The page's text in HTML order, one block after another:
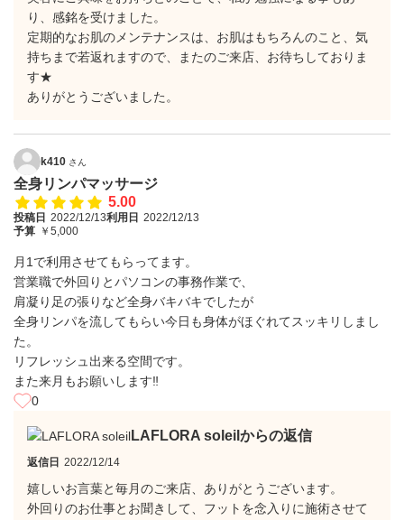
り、感銘を受けました。
定期的なお肌のメンテナンスは、お肌はもちろんのこと、気
持ちまで若返れますので、またのご来店、お待ちしておりま
す★
ありがとうございました。
k410 さん
全身リンパマッサージ
5.00
投稿日 2022/12/13利用日 2022/12/13
予算 ￥5,000
月1で利用させてもらってます。
営業職で外回りとパソコンの事務作業で、
肩凝り足の張りなど全身バキバキでしたが
全身リンパを流してもらい今日も身体がほぐれてスッキリしまし
た。
リフレッシュ出来る空間です。
また来月もお願いします‼︎
0
LAFLORA soleilからの返信
返信日 2022/12/14
嬉しいお言葉と毎月のご来店、ありがとうございます。
外回りのお仕事とお聞きして、フットを念入りに施術させて